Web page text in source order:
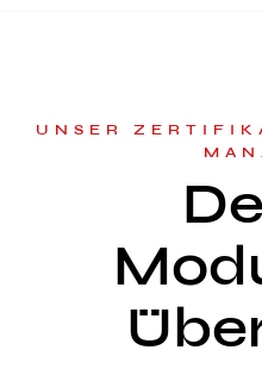
UNSER